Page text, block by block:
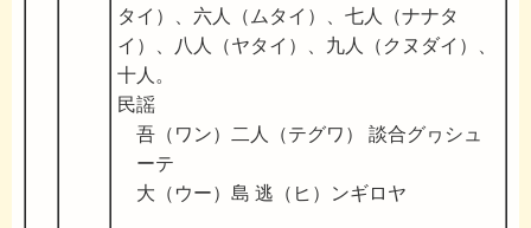
タイ）、六人（ムタイ）、七人（ナナタ
イ）、八人（ヤタイ）、九人（クヌダイ）、
十人。
民謡
吾（ワン）二人（テグワ） 談合グヮシュ
ーテ
大（ウー）島 逃（ヒ）ンギロヤ